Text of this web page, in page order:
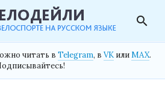
search
читать в Telegram, в VK илиMAX.